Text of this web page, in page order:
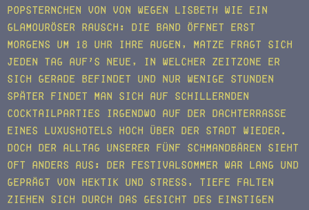
Popsternchen von Von Wegen Lisbeth wie ein
glamouröser Rausch: Die Band öffnet erst
morgens um 18 Uhr ihre Augen, Matze fragt sich
jeden Tag auf’s Neue, in welcher Zeitzone er
sich gerade befindet und nur wenige Stunden
später findet man sich auf schillernden
Cocktailparties irgendwo auf der Dachterrasse
eines Luxushotels hoch über der Stadt wieder.
Doch der Alltag unserer fünf Schmandbären sieht
oft anders aus: Der Festivalsommer war lang und
geprägt von Hektik und Stress, tiefe Falten
ziehen sich durch das Gesicht des einstigen